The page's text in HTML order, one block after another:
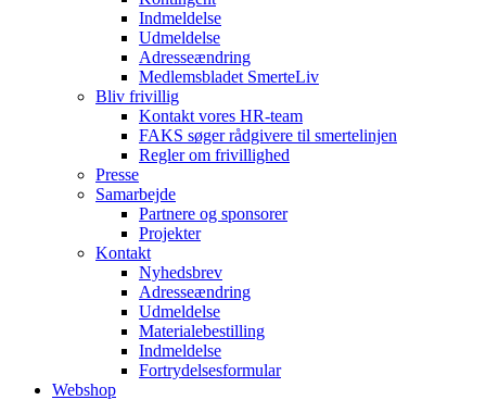
Indmeldelse
Udmeldelse
Adresseændring
Medlemsbladet SmerteLiv
Bliv frivillig
Kontakt vores HR-team
FAKS søger rådgivere til smertelinjen
Regler om frivillighed
Presse
Samarbejde
Partnere og sponsorer
Projekter
Kontakt
Nyhedsbrev
Adresseændring
Udmeldelse
Materialebestilling
Indmeldelse
Fortrydelsesformular
Webshop